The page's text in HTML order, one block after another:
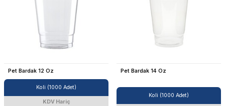
Pet Bardak 12 Oz
Koli (1000 Adet)
KDV Hariç
Pet Bardak 14 Oz
Koli (1000 Adet)